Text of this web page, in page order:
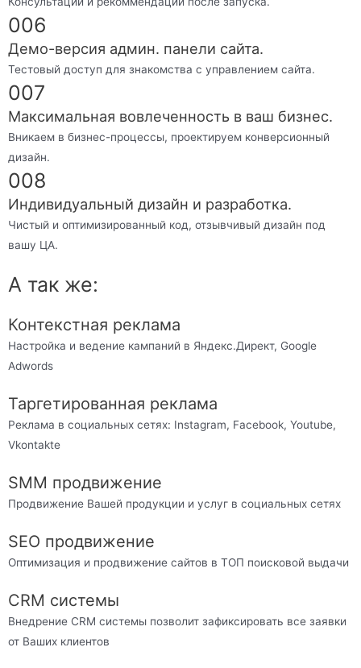
006
Демо-версия админ. панели сайта.
Тестовый доступ для знакомства с управлением сайта.
007
Максимальная вовлеченность в ваш бизнес.
Вникаем в бизнес-процессы, проектируем конверсионный
дизайн.
008
Индивидуальный дизайн и разработка.
Чистый и оптимизированный код, отзывчивый дизайн под
вашу ЦА.
А так же:
Контекстная реклама
Настройка и ведение кампаний в Яндекс.Директ, Google
Adwords
Таргетированная реклама
Реклама в социальных сетях: Instagram, Facebook, Youtube,
Vkontakte
SMM продвижение
Продвижение Вашей продукции и услуг в социальных сетях
SEO продвижение
Оптимизация и продвижение сайтов в ТОП поисковой выдачи
CRM системы
Внедрение CRM системы позволит зафиксировать все заявки
от Ваших клиентов